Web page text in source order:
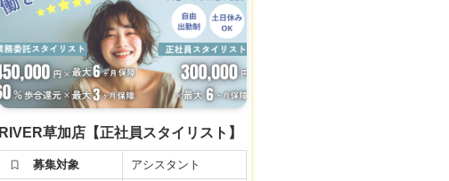
労働条件などの内容が最新ではない場合があります。
面接時、事業者様に改めてご確認ください。
給与
月給 24万円
【正社員アシスタン
ト】
◆基本給20万＋選べ
る手当て4万 (スタ
イリスト準備手当
て・住宅手当・奨学
金手当)＋交通費＋
社会保険完備
※新卒・中途ともに
同じ給与スタートで
RIVER草加店【正社員スタイリスト】
募集対象 アシスタント